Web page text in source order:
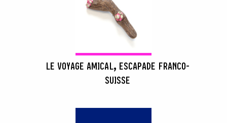
LE VOYAGE AMICAL, ESCAPADE FRANCO-
SUISSE